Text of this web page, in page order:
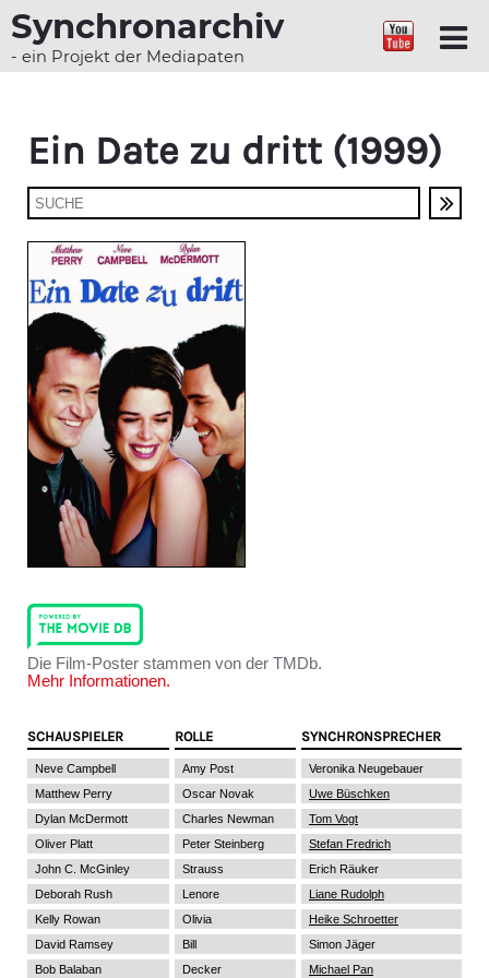
Synchronarchiv
- ein Projekt der Mediapaten
Ein Date zu dritt (1999)
Die Film-Poster stammen von der TMDb.
Mehr Informationen.
SCHAUSPIELER ROLLE SYNCHRONSPRECHER
Neve Campbell Amy Post
Veronika Neugebauer
Matthew Perry
Oscar Novak
Uwe Büschken
Dylan McDermott
Charles Newman
Tom Vogt
Oliver Platt
Peter Steinberg
Stefan Fredrich
John C. McGinley
Strauss
Erich Räuker
Deborah Rush
Lenore
Liane Rudolph
Kelly Rowan
Olivia
Heike Schroetter
David Ramsey
Bill
Simon Jäger
Bob Balaban
Decker Michael Pan